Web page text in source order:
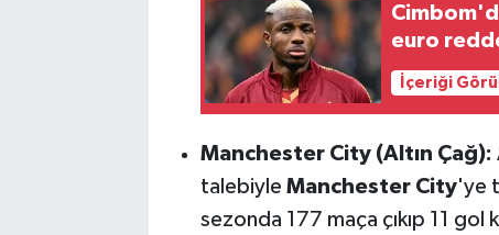
euro
İçeriği
Manchester City (Altın Çağ):
talebiyle Manchester City'ye
sezonda 177 maça çıkıp 11